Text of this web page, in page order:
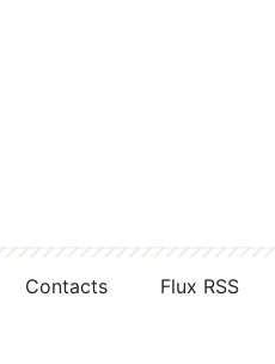
Contacts Flux RSS